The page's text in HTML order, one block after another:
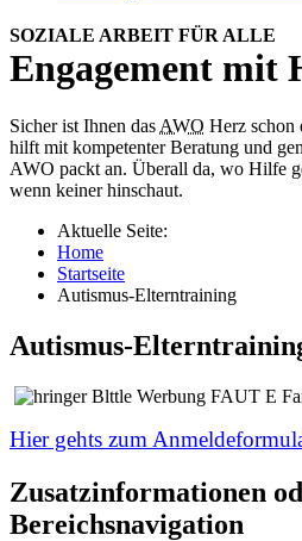
SOZIALE ARBEIT FÜR ALLE
Engagement mit
Sicher ist Ihnen das AWO Herz schon
hilft mit kompetenter Beratung und
AWO packt an. Überall da, wo Hilfe
wenn keiner hinschaut.
Aktuelle Seite:
Home
Startseite
Autismus-Elterntraining
Autismus-
Hier gehts zum
Zusatzinformationen
Bereichsnavigation